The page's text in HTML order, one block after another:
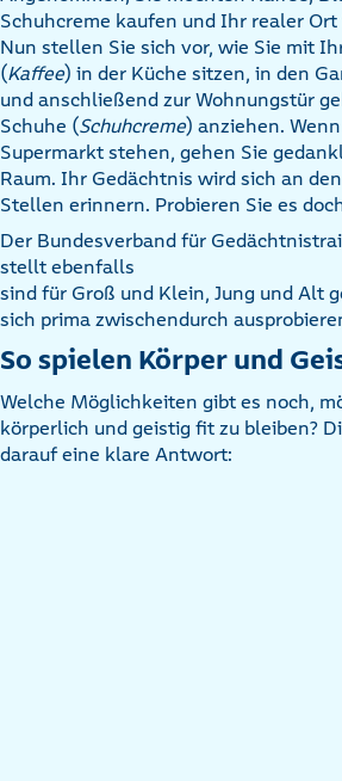
Schuhcreme kaufen und Ihr realer
Nun stellen Sie sich vor, wie Sie mit
(Kaffee) in der Küche sitzen, in den
und anschließend zur Wohnungstür
Schuhe (Schuhcreme) anziehen.
Supermarkt stehen, gehen Sie
Raum. Ihr Gedächtnis wird sich an
Stellen erinnern. Probieren Sie es
Der Bundesverband für
stellt ebenfalls
sind für Groß und Klein, Jung und Alt
sich prima zwischendurch
So spielen Körper und
Welche Möglichkeiten gibt es noch,
körperlich und geistig fit zu bleiben?
darauf eine klare Antwort: